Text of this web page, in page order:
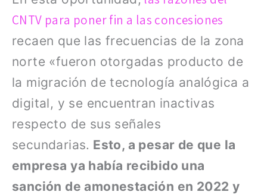
CNTV para poner fin a las concesiones
recaen que las frecuencias de la zona
norte «fueron otorgadas producto de
la migración de tecnología analógica a
digital, y se encuentran inactivas
respecto de sus señales
secundarias. Esto, a pesar de que la
empresa ya había recibido una
sanción de amonestación en 2022 y